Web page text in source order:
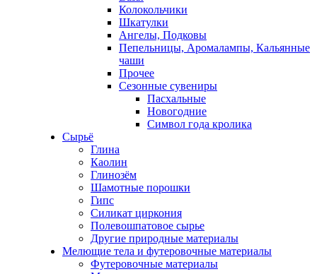
Колокольчики
Шкатулки
Ангелы, Подковы
Пепельницы, Аромалампы, Кальянные
чаши
Прочее
Сезонные сувениры
Пасхальные
Новогодние
Символ года кролика
Сырьё
Глина
Каолин
Глинозём
Шамотные порошки
Гипс
Силикат циркония
Полевошпатовое сырье
Другие природные материалы
Мелющие тела и футеровочные материалы
Футеровочные материалы